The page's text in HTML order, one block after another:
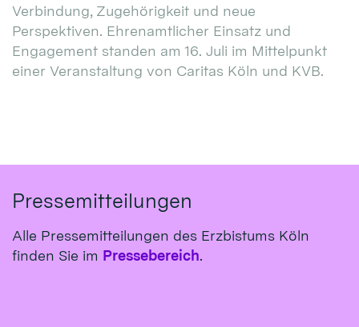
Verbindung, Zugehörigkeit und neue
Perspektiven. Ehrenamtlicher Einsatz und
Engagement standen am 16. Juli im Mittelpunkt
einer Veranstaltung von Caritas Köln und KVB.
Pressemitteilungen
Alle Pressemitteilungen des Erzbistums Köln
finden Sie im Pressebereich.